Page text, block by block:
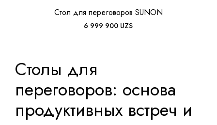
Столы для
переговоров: основа
продуктивных встреч и
Стол для переговоров SUNON
6 999 900 UZS